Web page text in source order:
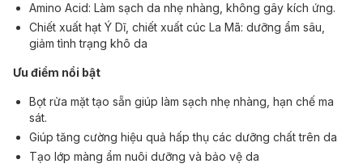
Amino Acid: Làm sạch da nhẹ nhàng, không gây kích ứng.
Chiết xuất hạt Ý Dĩ, chiết xuất cúc La Mã: dưỡng ẩm sâu,
giảm tình trạng khô da
Ưu điểm nổi bật
Bọt rửa mặt tạo sẵn giúp làm sạch nhẹ nhàng, hạn chế ma
sát.
Giúp tăng cường hiệu quả hấp thụ các dưỡng chất trên da
Tạo lớp màng ẩm nuôi dưỡng và bảo vệ da